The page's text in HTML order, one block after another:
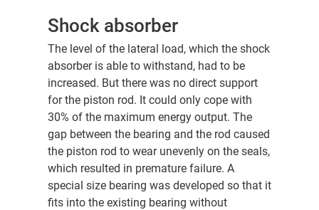
Shock absorber
The level of the lateral load, which the shock
absorber is able to withstand, had to be
increased. But there was no direct support
for the piston rod. It could only cope with
30% of the maximum energy output. The
gap between the bearing and the rod caused
the piston rod to wear unevenly on the seals,
which resulted in premature failure. A
special size bearing was developed so that it
fits into the existing bearing without